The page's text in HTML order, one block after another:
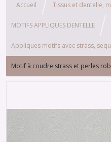
Accueil Tissus et dentelle,
MOTIFS APPLIQUES DENTELLE
Appliques motifs avec strass,
Motif à coudre strass et perles